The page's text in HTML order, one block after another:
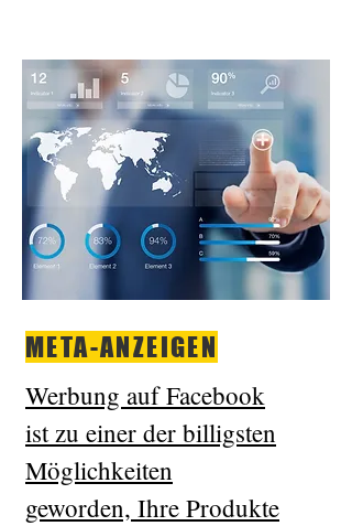
META-ANZEIGEN
Werbung auf Facebook
ist zu einer der billigsten
Möglichkeiten
geworden, Ihre Produkte